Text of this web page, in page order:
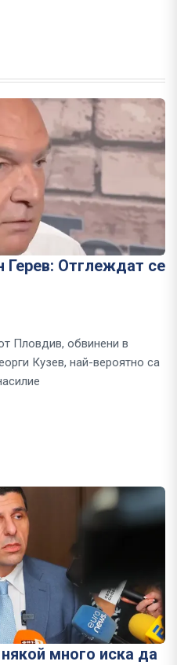
Герев: Отглеждат се
Пловдив, обвинени в
Кузев, най-вероятно са
много иска да